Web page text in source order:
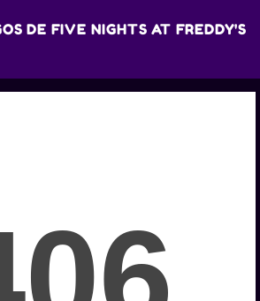
DE FIVE NIGHTS AT FREDDY'S